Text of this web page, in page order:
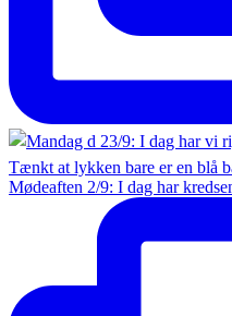
Mødeaften 2/9: I dag har